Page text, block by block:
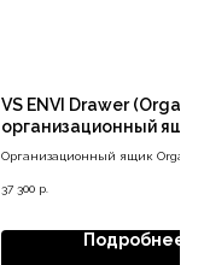
VS ENVI Drawer (Orga-
организационный ящик
Организационный ящик Orga-
37 300 р.
Подробнее